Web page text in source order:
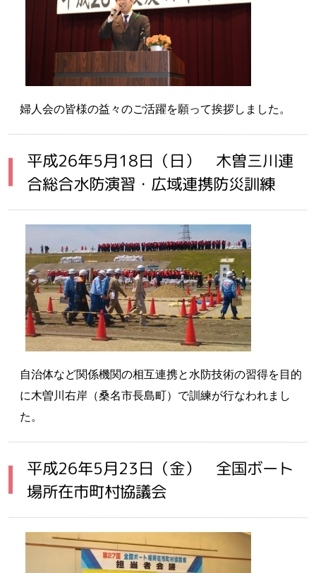
婦人会の皆様の益々のご活躍を願って挨拶しました。
平成26年5月18日（日） 木曽三川連
合総合水防演習・広域連携防災訓練
自治体など関係機関の相互連携と水防技術の習得を目的
に木曽川右岸（桑名市長島町）で訓練が行なわれまし
た。
平成26年5月23日（金） 全国ボート
場所在市町村協議会